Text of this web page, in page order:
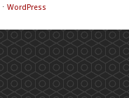
⋅ WordPress